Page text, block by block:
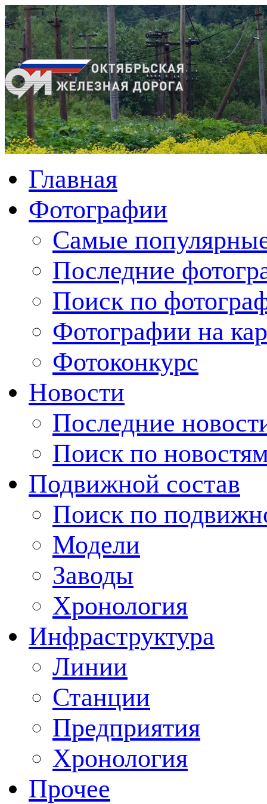
Главная
Фотографии
Cамые
Последние
Поиск по
Фотографии на
Фотоконкурс
Новости
Последние
Поиск по
Подвижной состав
Поиск по
Модели
Заводы
Хронология
Инфраструктура
Линии
Станции
Предприятия
Хронология
Прочее